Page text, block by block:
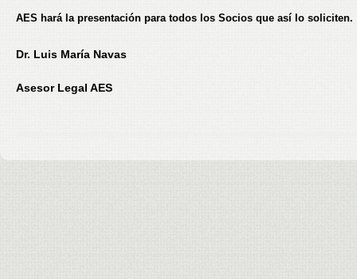
AES hará la presentación para todos los Socios que así lo soliciten.
Dr. Luis María Navas
Asesor Legal AES